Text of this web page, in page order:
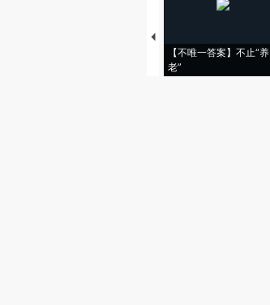
【不唯一答案】不止“养
老”